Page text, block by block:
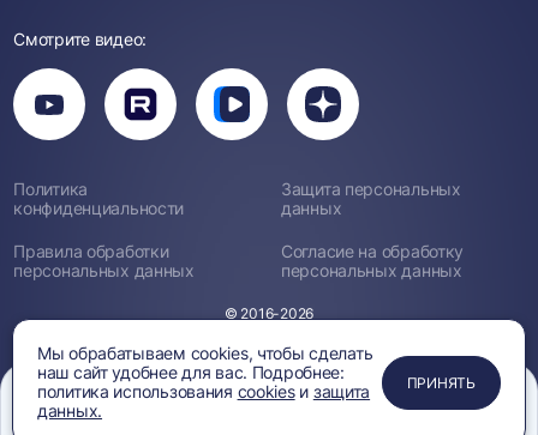
ПРИМЕНИТЬ
ЗАКРЫТЬ
ЗАКРЫТЬ
ЗАКРЫТЬ
Мы обрабатываем cookies, чтобы сделать
наш сайт удобнее для вас. Подробнее:
политика использования cookiesи защита
данных.
ПРИНЯТЬ
Смотрите видео:
Вы
перейдете
на
канал
Вы
перейдете
Вы
перейдете
Вы
перейдете
Дзен
Политика
конфиденциальности
Защита персональных
данных
Правила обработки
персональных данных
Согласие на обработку
персональных данных
© 2016-2026